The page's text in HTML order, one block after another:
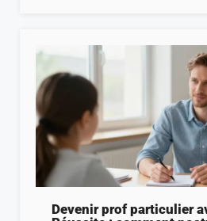
Devenir prof particulier